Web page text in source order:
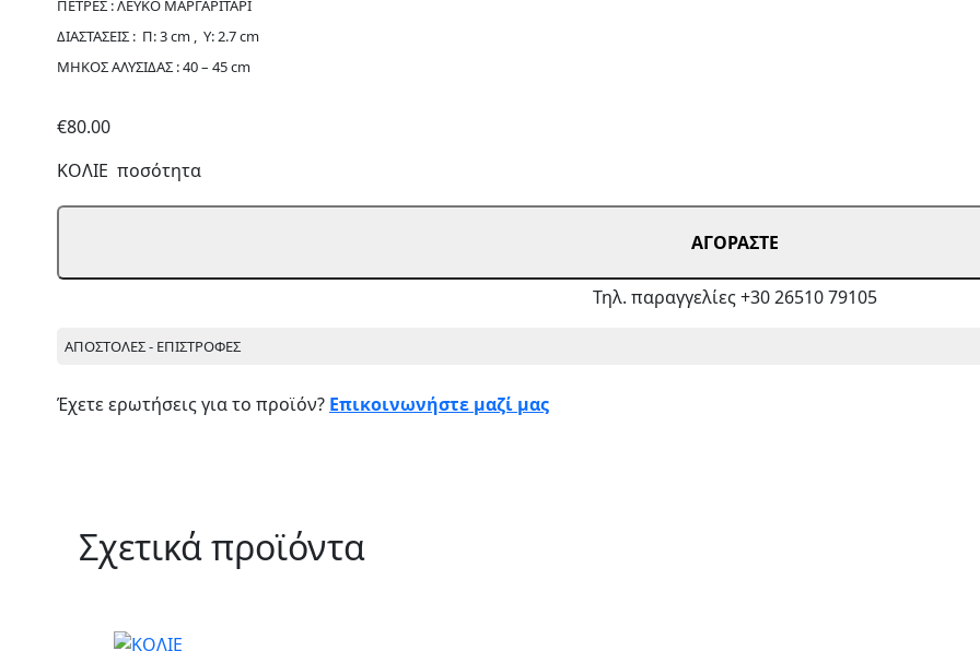
ΠΕΤΡΕΣ : ΛΕΥΚΟ ΜΑΡΓΑΡΙΤΑΡΙ
ΔΙΑΣΤΑΣΕΙΣ : Π: 3 cm , Υ: 2.7 cm
ΜΗΚΟΣ ΑΛΥΣΙΔΑΣ : 40 – 45 cm
€80.00
ΚΟΛΙΕ ποσότητα
ΑΓΟΡΑΣΤΕ
Τηλ. παραγγελίες +30 26510 79105
ΑΠΟΣΤΟΛΕΣ - ΕΠΙΣΤΡΟΦΕΣ
Έχετε ερωτήσεις για το προϊόν? Επικοινωνήστε μαζί μας
Σχετικά προϊόντα